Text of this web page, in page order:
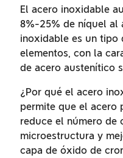
El acero inoxidable
8%-25% de níquel al
inoxidable es un tipo
elementos, con la
de acero austenítico
¿Por qué el acero
permite que el acero
reduce el número de
microestructura y
capa de óxido de